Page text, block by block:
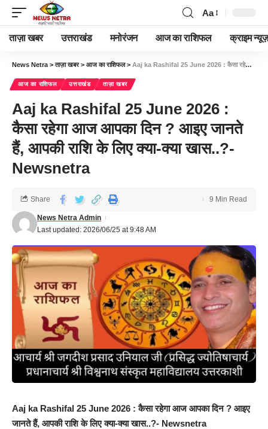
Aa
ताज़ा खबर उत्तराखंड मनोरंजन आज का राशिफल क्राइम न्यूज़
News Netra >ताज़ा खबर> आज का राशिफल> Aaj ka Rashifal 25 June 2026 : कैसा रहेगा आज आपका दिन ? आइए जानते हैं, आपकी राशि के लिए क्या-क्या खास..?- Newsnetra
आज का राशिफल उत्तराखंड ताज़ा खबर
Aaj ka Rashifal 25 June 2026 :
कैसा रहेगा आज आपका दिन ? आइए जानते
हैं, आपकी राशि के लिए क्या-क्या खास..?-
Newsnetra
Last updated: 2026/06/25 at 9:48 AM
News Netra Admin
Share 9 Min Read
Aaj ka Rashifal 25 June 2026 : कैसा रहेगा आज आपका दिन ? आइए
जानते हैं, आपकी राशि के लिए क्या-क्या खास..?- Newsnetra